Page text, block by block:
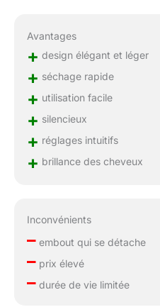
Avantages
+ design élégant et léger
+ séchage rapide
+ utilisation facile
+ silencieux
+ réglages intuitifs
+ brillance des cheveux
Inconvénients
–embout qui se détache
–prix élevé
–durée de vie limitée